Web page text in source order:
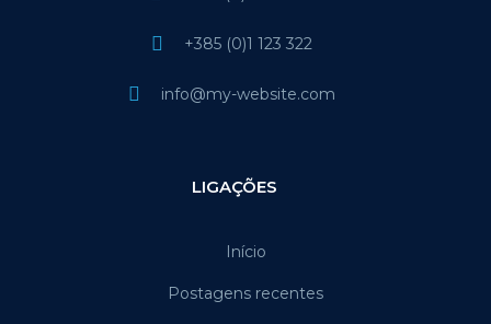
+385 (0)1 123 322
info@my-website.com
LIGAÇÕES
Início
Postagens recentes